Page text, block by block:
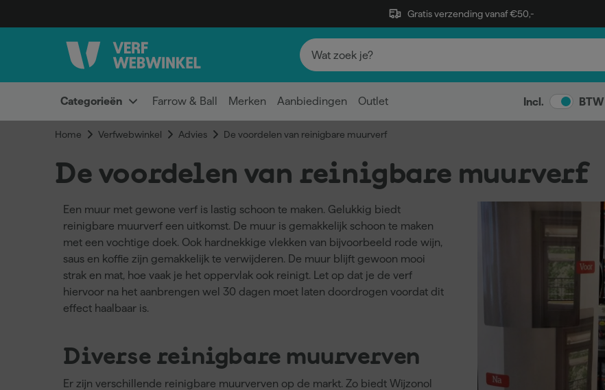
Gratis verzending vanaf €50,-
Categorieën Farrow & Ball Merken Aanbiedingen Outlet Incl. BTW
Home Verfwebwinkel Advies De voordelen van reinigbare muurverf
De voordelen van reinigbare muurverf
Een muur met gewone verf is lastig schoon te maken. Gelukkig biedt
reinigbare muurverf een uitkomst. De muur is gemakkelijk schoon te maken
met een vochtige doek. Ook hardnekkige vlekken van bijvoorbeeld rode wijn,
saus en koffie zijn gemakkelijk te verwijderen. De muur blijft gewoon mooi
strak en mat, hoe vaak je het oppervlak ook reinigt. Let op dat je de verf
hiervoor na het aanbrengen wel 30 dagen moet laten doordrogen voordat dit
effect haalbaar is.
Diverse reinigbare muurverven
Er zijn verschillende reinigbare muurverven op de markt. Zo biedt Wijzonol